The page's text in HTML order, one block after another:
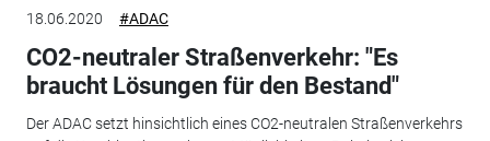
18.06.2020 #ADAC
CO2-neutraler Straßenverkehr: "Es
braucht Lösungen für den Bestand"
Der ADAC setzt hinsichtlich eines CO2-neutralen Straßenverkehrs